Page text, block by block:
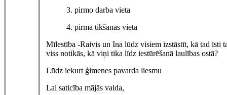
3. pirmo darba vieta
4. pirmā tikšanās vieta
Mīlestība -Raivis un Ina lūdz visiem izstāstīt, kā tad īsti
viss notikās, kā viņi tika līdz iestūrēšanā laulības ostā?
Lūdz iekurt ģimenes pavarda liesmu
Lai saticība mājās valda,